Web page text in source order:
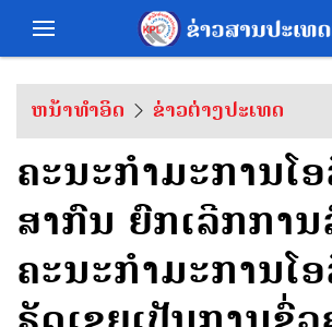
ຫນ້າທຳອິດ ຂ່າວຕ່າງປະເທດ
ຄະນະກຳມະການໂ
ສາກົນ ຍົກເລີກກາ
ຄະນະກຳມະການໂ